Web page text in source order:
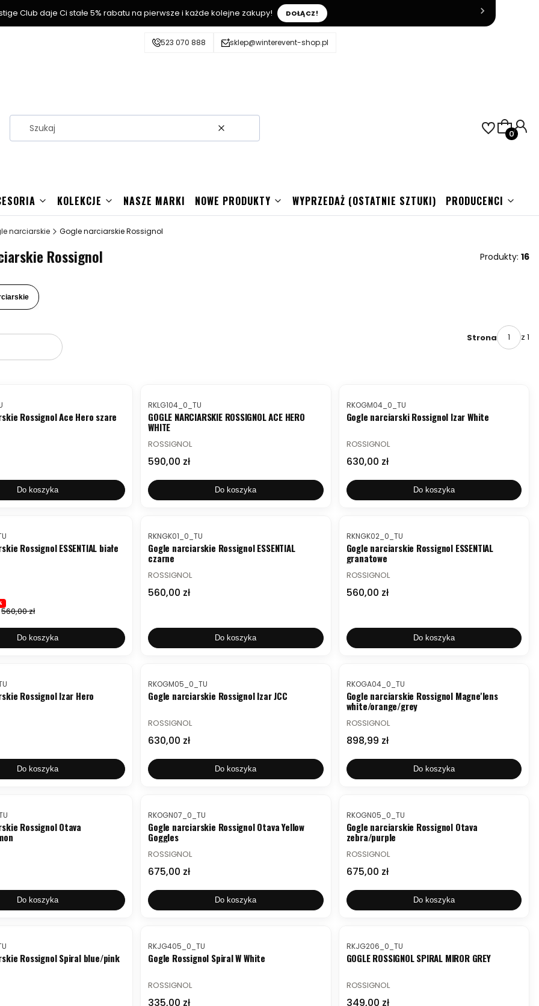
Club daje Ci stałe 5% rabatu na pierwsze i każde kolejne zakupy! DOŁĄCZ!
523 070 888 sklep@winterevent-shop.pl
Wyczyść
KOLEKCJE NASZE MARKI NOWE PRODUKTY WYPRZEDAŻ (OSTATNIE SZTUKI) PRODUCENCI
narciarskie Gogle narciarskie Rossignol
Rossignol Produkty: 16
Strona z 1
Rossignol Ace Hero szare
Do koszyka
Kod produktu
RKLG104_0_TU
GOGLE NARCIARSKIE ROSSIGNOL ACE HERO
WHITE
PRODUCENT
ROSSIGNOL
Cena
590,00 zł
Do koszyka
Kod produktu
RKOGM04_0_TU
Gogle narciarski Rossignol Izar White
PRODUCENT
ROSSIGNOL
Cena
630,00 zł
Do koszyka
Rossignol ESSENTIAL białe
560,00 zł
Do koszyka
Kod produktu
RKNGK01_0_TU
Gogle narciarskie Rossignol ESSENTIAL
czarne
PRODUCENT
ROSSIGNOL
Cena
560,00 zł
Do koszyka
Kod produktu
RKNGK02_0_TU
Gogle narciarskie Rossignol ESSENTIAL
granatowe
PRODUCENT
ROSSIGNOL
Cena
560,00 zł
Do koszyka
Rossignol Izar Hero
Do koszyka
Kod produktu
RKOGM05_0_TU
Gogle narciarskie Rossignol Izar JCC
PRODUCENT
ROSSIGNOL
Cena
630,00 zł
Do koszyka
Kod produktu
RKOGA04_0_TU
Gogle narciarskie Rossignol Magne'lens
white/orange/grey
PRODUCENT
ROSSIGNOL
Cena
898,99 zł
Do koszyka
Rossignol Otava
Do koszyka
Kod produktu
RKOGN07_0_TU
Gogle narciarskie Rossignol Otava Yellow
Goggles
PRODUCENT
ROSSIGNOL
Cena
675,00 zł
Do koszyka
Kod produktu
RKOGN05_0_TU
Gogle narciarskie Rossignol Otava
zebra/purple
PRODUCENT
ROSSIGNOL
Cena
675,00 zł
Do koszyka
Rossignol Spiral blue/pink
Kod produktu
RKJG405_0_TU
Gogle Rossignol Spiral W White
PRODUCENT
ROSSIGNOL
Cena
335,00 zł
Kod produktu
RKJG206_0_TU
GOGLE ROSSIGNOL SPIRAL MIROR GREY
PRODUCENT
ROSSIGNOL
Cena
349,00 zł